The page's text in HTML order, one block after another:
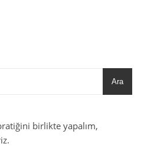
Ara
birlikte yapalım,